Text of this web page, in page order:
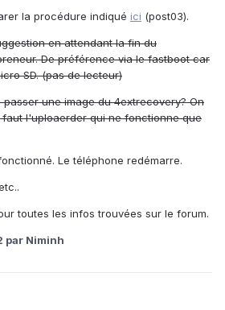
la procédure indiqué ici (post03).
en attendant la fin du
De préférence via le fastboot car
SD. (pas de lecteur)
une image du 4extrecovery? On
l'uploaerder qui ne fonctionne que
Le téléphone redémarre.
toutes les infos trouvées sur le forum.
par Niminh